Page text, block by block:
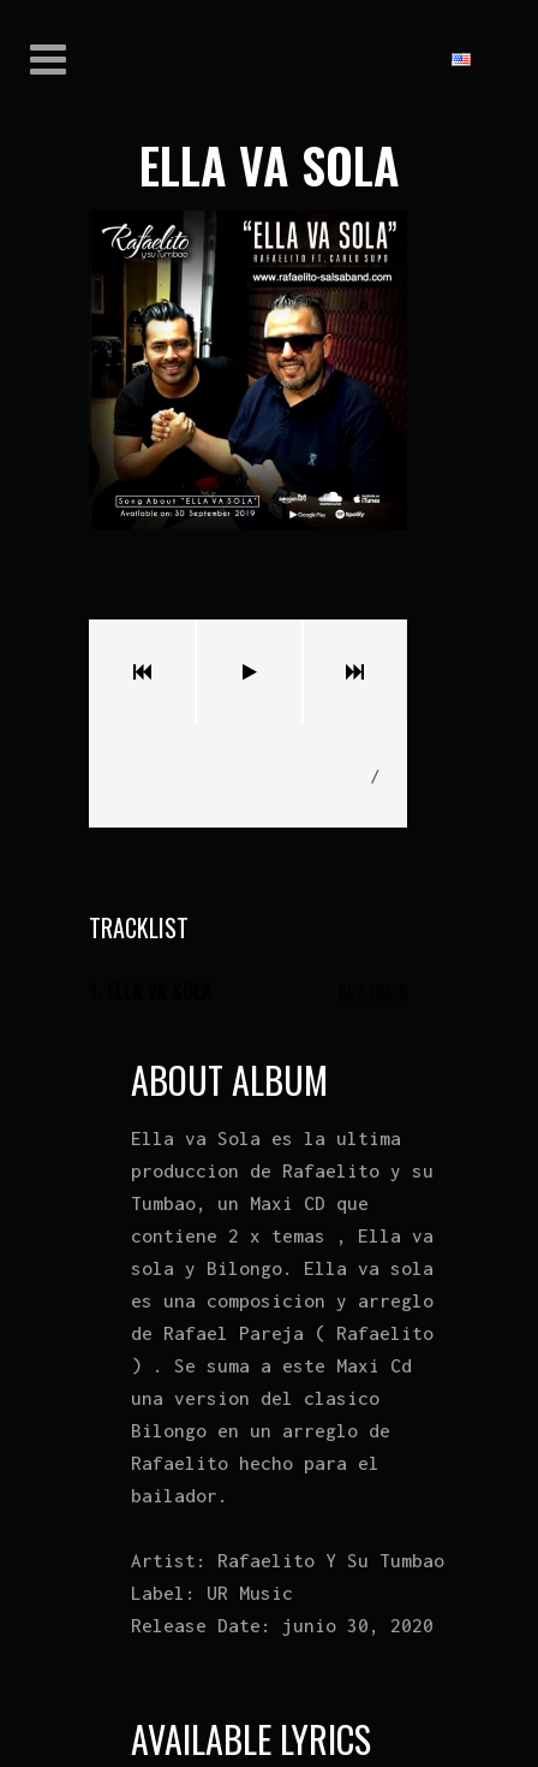
ELLA VA SOLA
/
TRACKLIST
ABOUT ALBUM
Ella va Sola es la ultima
produccion de Rafaelito y su
Tumbao, un Maxi CD que
contiene 2 x temas , Ella va
sola y Bilongo. Ella va sola
es una composicion y arreglo
de Rafael Pareja ( Rafaelito
) . Se suma a este Maxi Cd
una version del clasico
Bilongo en un arreglo de
Rafaelito hecho para el
bailador.
Artist: Rafaelito Y Su Tumbao
Label: UR Music
Release Date:
junio 30, 2020
AVAILABLE LYRICS